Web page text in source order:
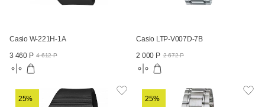
Casio W-221H-1A
3 460 Р 4 612 Р
Casio LTP-V007D-7B
2 000 Р 2 672 Р
25% 25%